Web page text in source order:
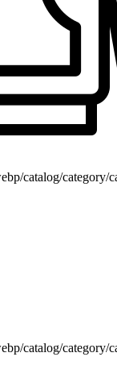
catalog/category/
catalog/category/